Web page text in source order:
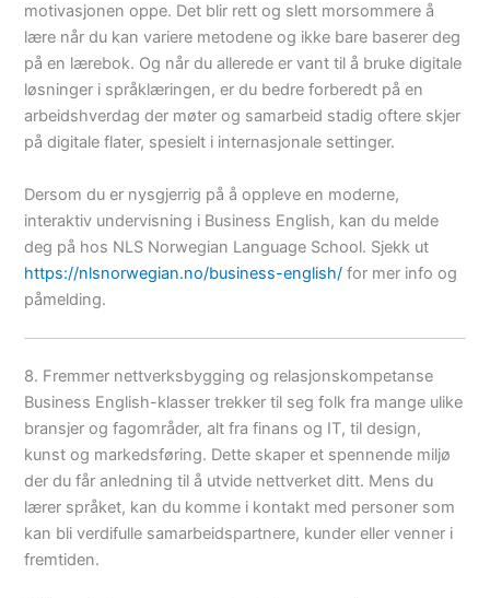
motivasjonen oppe. Det blir rett og slett morsommere å
lære når du kan variere metodene og ikke bare baserer deg
på en lærebok. Og når du allerede er vant til å bruke digitale
løsninger i språklæringen, er du bedre forberedt på en
arbeidshverdag der møter og samarbeid stadig oftere skjer
på digitale flater, spesielt i internasjonale settinger.
Dersom du er nysgjerrig på å oppleve en moderne,
interaktiv undervisning i Business English, kan du melde
deg på hos NLS Norwegian Language School. Sjekk ut
https://nlsnorwegian.no/business-english/ for mer info og
påmelding.
8. Fremmer nettverksbygging og relasjonskompetanse
Business English-klasser trekker til seg folk fra mange ulike
bransjer og fagområder, alt fra finans og IT, til design,
kunst og markedsføring. Dette skaper et spennende miljø
der du får anledning til å utvide nettverket ditt. Mens du
lærer språket, kan du komme i kontakt med personer som
kan bli verdifulle samarbeidspartnere, kunder eller venner i
fremtiden.